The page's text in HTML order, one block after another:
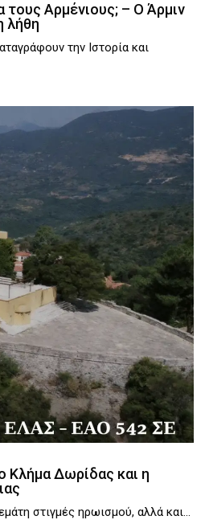
τους Αρμένιους; – Ο Άρμιν
λήθη
την Ιστορία και
Κλήμα Δωρίδας και η
στιγμές ηρωισμού, αλλά και...